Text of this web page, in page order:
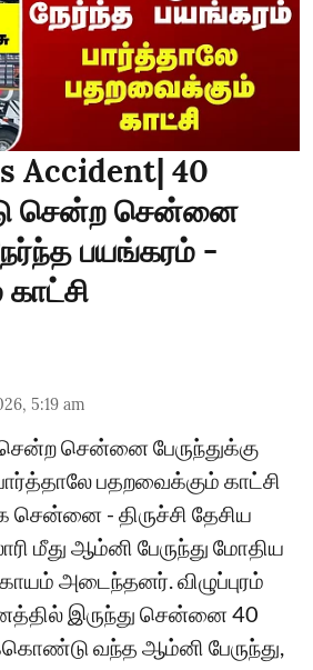
Accident| 40
சென்ற சென்னை
பயங்கரம் -
5:19 am
சென்னை பேருந்துக்கு
பதறவைக்கும் காட்சி
- திருச்சி தேசிய
மீது ஆம்னி பேருந்து மோதிய
அடைந்தனர். விழுப்புரம்
இருந்து சென்னை 40
வந்த ஆம்னி பேருந்து,